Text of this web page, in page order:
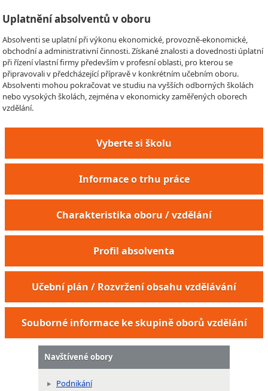
Uplatnění absolventů v oboru
Absolventi se uplatní při výkonu ekonomické, provozně-ekonomické,
obchodní a administrativní činnosti. Získané znalosti a dovednosti úplatní
při řízení vlastní firmy především v profesní oblasti, pro kterou se
připravovali v předcházející přípravě v konkrétním učebním oboru.
Absolventi mohou pokračovat ve studiu na vyšších odborných školách
nebo vysokých školách, zejména v ekonomicky zaměřených oborech
vzdělání.
Vyberte si školu
Informace o trhu práce
Charakteristika oboru / vzdělání
Profil absolventa
Učební plán / Rozvržení obsahu vzdělávání
Souborné informace ke skupině oborů vzdělání
Navštívené obory
Podnikání